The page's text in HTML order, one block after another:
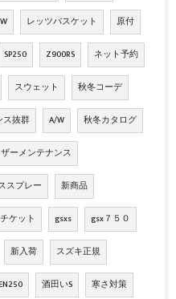
レッツバスケット 原付
SP250 Z900RS ネット予約
スウェット 秋冬コーデ
ス抜群 A/W 秋冬カタログ
ーメンテナンス
スプレー 新商品
チケット gsxs gsx７５０
新入荷 スズキ正規
酒田いS 寒さ対策